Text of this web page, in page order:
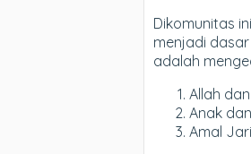
Dikomunitas
menjadi
adalah
Allah
Anak
Amal